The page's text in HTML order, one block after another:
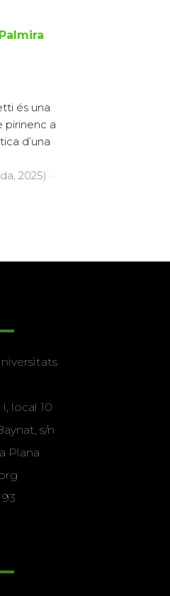
és una
pirinenc a
d’una
2025) ·
local 10
s/n
Plana